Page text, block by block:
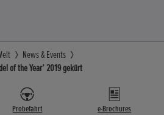
News & Events
of the Year’ 2019 gekürt
Probefahrt e-Brochures